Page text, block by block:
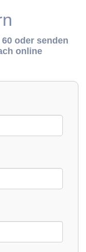
oder senden
online